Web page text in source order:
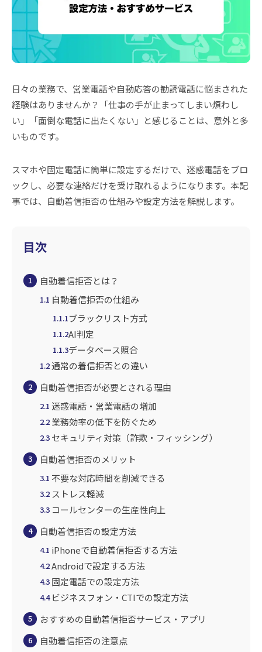
日々の業務で、営業電話や自動応答の勧誘電話に悩まされた
経験はありませんか？「仕事の手が止まってしまい煩わし
い」「面倒な電話に出たくない」と感じることは、意外と多
いものです。
スマホや固定電話に簡単に設定するだけで、迷惑電話をブロ
ックし、必要な連絡だけを受け取れるようになります。本記
事では、自動着信拒否の仕組みや設定方法を解説します。
目次
1 自動着信拒否とは？
1.1 自動着信拒否の仕組み
1.1.1ブラックリスト方式
1.1.2AI判定
1.1.3データベース照合
1.2通常の着信拒否との違い
2 自動着信拒否が必要とされる理由
2.1 迷惑電話・営業電話の増加
2.2 業務効率の低下を防ぐため
2.3 セキュリティ対策（詐欺・フィッシング）
3 自動着信拒否のメリット
3.1 不要な対応時間を削減できる
3.2 ストレス軽減
3.3 コールセンターの生産性向上
4 自動着信拒否の設定方法
4.1 iPhoneで自動着信拒否する方法
4.2Androidで設定する方法
4.3 固定電話での設定方法
4.4 ビジネスフォン・CTIでの設定方法
5 おすすめの自動着信拒否サービス・アプリ
6 自動着信拒否の注意点